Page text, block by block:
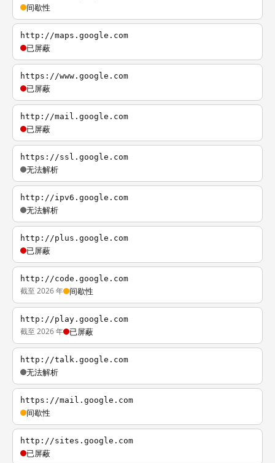
间歇性
http://maps.google.com
已屏蔽
https://www.google.com
已屏蔽
http://mail.google.com
已屏蔽
https://ssl.google.com
无法解析
http://ipv6.google.com
无法解析
http://plus.google.com
已屏蔽
http://code.google.com
截至 2026 年 间歇性
http://play.google.com
截至 2026 年 已屏蔽
http://talk.google.com
无法解析
https://mail.google.com
间歇性
http://sites.google.com
已屏蔽